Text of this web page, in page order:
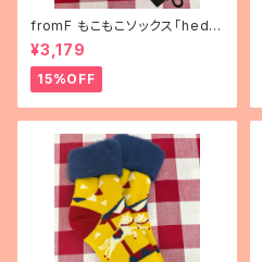
fromF もこもこソックス「hedel
mä（果物）」
¥3,179
15%OFF